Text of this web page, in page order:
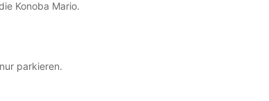
Konoba Mario.
parkieren.